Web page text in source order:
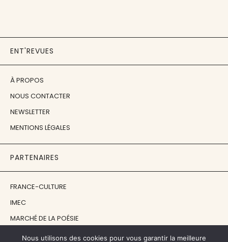
ENT'REVUES
À PROPOS
NOUS CONTACTER
NEWSLETTER
MENTIONS LÉGALES
PARTENAIRES
FRANCE-CULTURE
IMEC
MARCHÉ DE LA POÉSIE
ÉCOLE ESTIENNE
Nous utilisons des cookies pour vous garantir la meilleure